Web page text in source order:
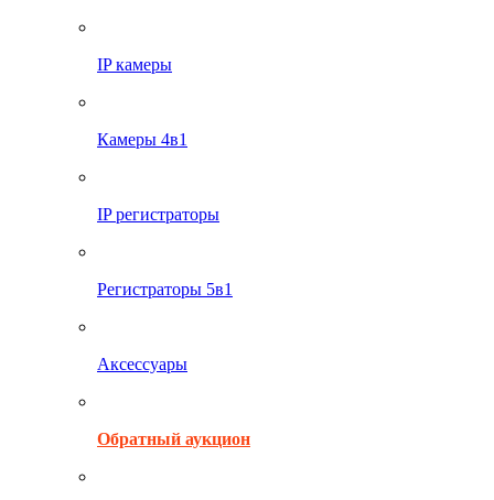
IP камеры
Камеры 4в1
IP регистраторы
Регистраторы 5в1
Аксессуары
Обратный аукцион